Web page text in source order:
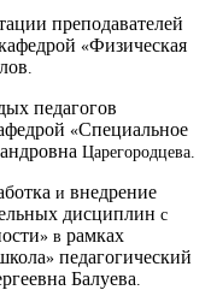
преподавателей
«Физическая
.
педагогов
«Специальное
Царегородцева.
и внедрение
дисциплин с
» в рамках
» педагогический
Балуева.